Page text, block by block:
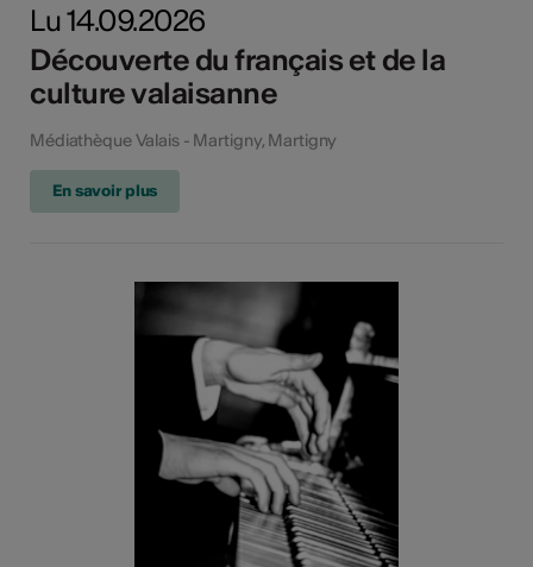
Lu 14.09.2026
Découverte du français et de la
culture valaisanne
Médiathèque Valais - Martigny, Martigny
En savoir plus